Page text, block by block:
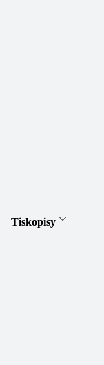
Tiskopisy